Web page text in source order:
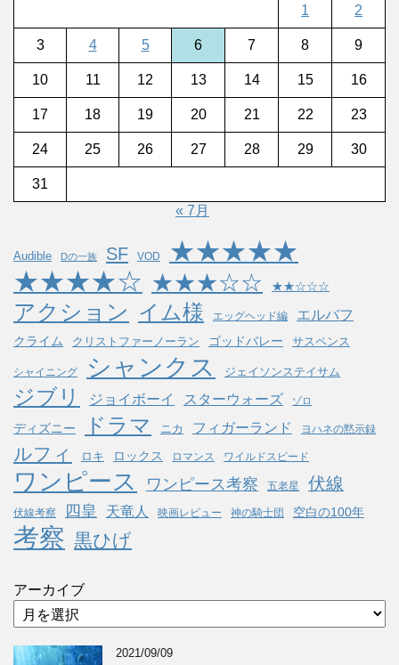
1 2
3 4 5 6 7 8 9
10 11 12 13 14 15 16
17 18 19 20 21 22 23
24 25 26 27 28 29 30
31
« 7月
Audible Dの一族 SF VOD ★★★★★
★★★★☆ ★★★☆☆ ★★☆☆☆
アクション イム様 エッグヘッド編 エルバフ
クライム クリストファーノーラン ゴッドバレー サスペンス
シャイニング シャンクス ジェイソンステイサム
ジブリ ジョイボーイ スターウォーズ ゾロ
ディズニー ドラマ ニカ フィガーランド ヨハネの黙示録
ルフィ ロキ ロックス ロマンス ワイルドスピード
ワンピース ワンピース考察 五老星 伏線
伏線考察 四皇 天竜人 映画レビュー 神の騎士団 空白の100年
考察 黒ひげ
アーカイブ
2021/09/09